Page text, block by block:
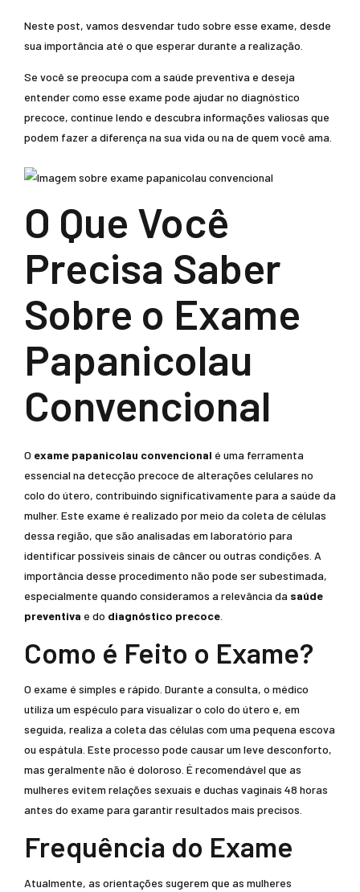
Neste post, vamos desvendar tudo sobre esse exame, desde
sua importância até o que esperar durante a realização.
Se você se preocupa com a saúde preventiva e deseja
entender como esse exame pode ajudar no diagnóstico
precoce, continue lendo e descubra informações valiosas que
podem fazer a diferença na sua vida ou na de quem você ama.
O Que Você
Precisa Saber
Sobre o Exame
Papanicolau
Convencional
O exame papanicolau convencional é uma ferramenta
essencial na detecção precoce de alterações celulares no
colo do útero, contribuindo significativamente para a saúde da
mulher. Este exame é realizado por meio da coleta de células
dessa região, que são analisadas em laboratório para
identificar possíveis sinais de câncer ou outras condições. A
importância desse procedimento não pode ser subestimada,
especialmente quando consideramos a relevância da saúde
preventiva e do diagnóstico precoce
Como é Feito o Exame?
O exame é simples e rápido. Durante a consulta, o médico
utiliza um espéculo para visualizar o colo do útero e, em
seguida, realiza a coleta das células com uma pequena escova
ou espátula. Este processo pode causar um leve desconforto,
mas geralmente não é doloroso. É recomendável que as
mulheres evitem relações sexuais e duchas vaginais 48 horas
antes do exame para garantir resultados mais precisos.
Frequência do Exame
Atualmente, as orientações sugerem que as mulheres